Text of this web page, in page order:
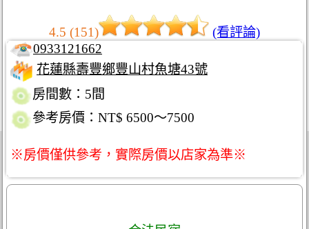
4.5 (151)
(看評論)
0933121662
花蓮縣壽豐鄉豐山村魚塘43號
房間數：5間
參考房價：NT$ 6500～7500
※房價僅供參考，實際房價以店家為準※